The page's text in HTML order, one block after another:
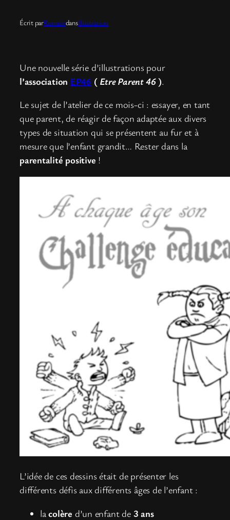
Écrit parRomaindansIllustration
Une nouvelle série d’illustrations pour
l’association EP46 ( Etre Parent 46).
Le sujet de l’atelier de ce mois-ci : essayer, en tant
que parent, de réagir de façon adaptée aux divers
types de situation qui se présentent au fur et à
mesure que l’enfant grandit… Rester dans la
parentalité positive !
L’idée de ces dessins était de présenter les
différents défis aux différents âges de l’enfant :
lacolère d’un enfant de 3 ans